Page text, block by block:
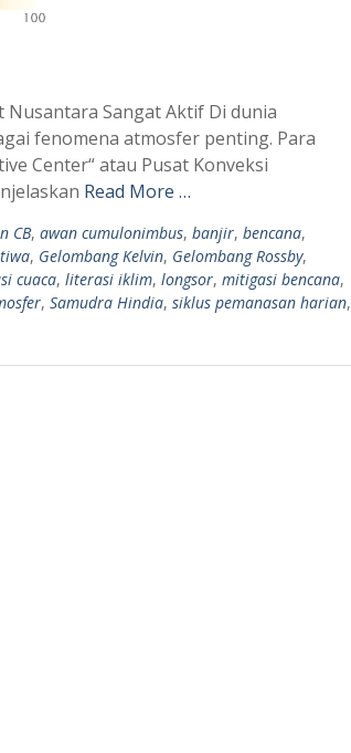
Sangat Aktif Di dunia
fenomena atmosfer penting. Para
Center“ atau Pusat Konveksi
Read More …
CB, awan cumulonimbus, banjir, bencana,
, Gelombang Kelvin, Gelombang Rossby,
cuaca, literasi iklim, longsor, mitigasi bencana,
, Samudra Hindia, siklus pemanasan harian,